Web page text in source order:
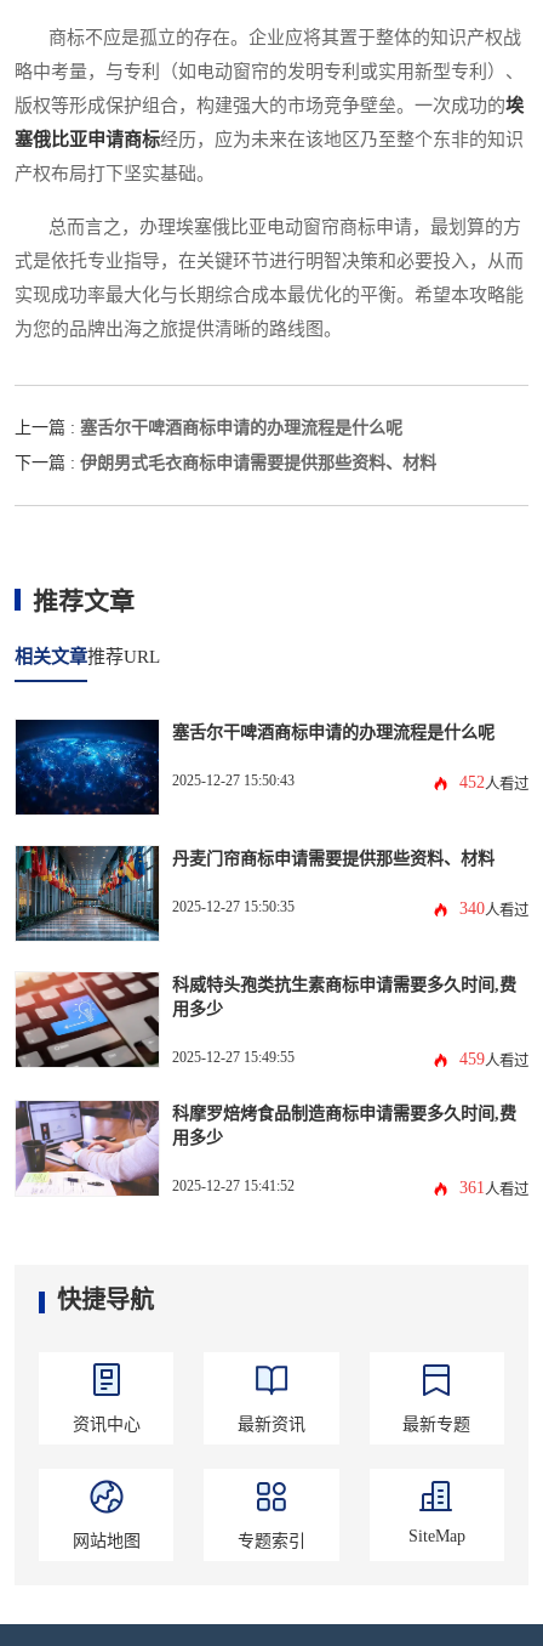
商标不应是孤立的存在。企业应将其置于整体的知识产权战
略中考量，与专利（如电动窗帘的发明专利或实用新型专利）、
版权等形成保护组合，构建强大的市场竞争壁垒。一次成功的埃
塞俄比亚申请商标经历，应为未来在该地区乃至整个东非的知识
产权布局打下坚实基础。
总而言之，办理埃塞俄比亚电动窗帘商标申请，最划算的方
式是依托专业指导，在关键环节进行明智决策和必要投入，从而
实现成功率最大化与长期综合成本最优化的平衡。希望本攻略能
为您的品牌出海之旅提供清晰的路线图。
上一篇 : 塞舌尔干啤酒商标申请的办理流程是什么呢
下一篇 : 伊朗男式毛衣商标申请需要提供那些资料、材料
推荐文章
相关文章推荐URL
塞舌尔干啤酒商标申请的办理流程是什么呢
2025-12-27 15:50:43 452人看过
丹麦门帘商标申请需要提供那些资料、材料
2025-12-27 15:50:35 340人看过
科威特头孢类抗生素商标申请需要多久时间,费
用多少
2025-12-27 15:49:55 459人看过
科摩罗焙烤食品制造商标申请需要多久时间,费
用多少
2025-12-27 15:41:52 361人看过
快捷导航
资讯中心 最新资讯 最新专题
网站地图 专题索引 SiteMap